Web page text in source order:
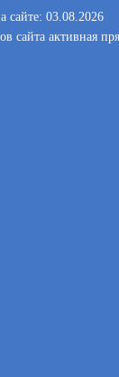
сайте: 03.08.2026
сайта активная